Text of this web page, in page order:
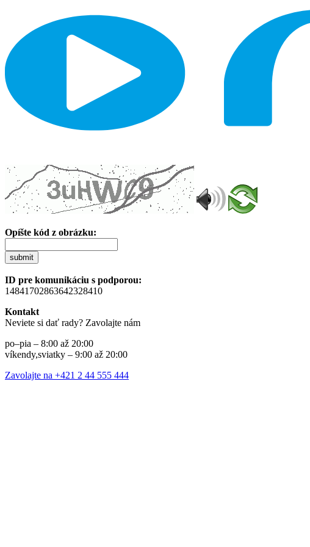
Opíšte kód z obrázku:
submit
ID pre komunikáciu s podporou:
14841702863642328410
Kontakt
Neviete si dať rady? Zavolajte nám
po–pia – 8:00 až 20:00
víkendy,sviatky – 9:00 až 20:00
Zavolajte na +421 2 44 555 444